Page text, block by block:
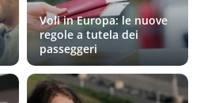
Voli in Europa: le nuove
regole a tutela dei
passeggeri